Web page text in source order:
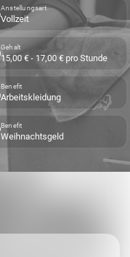
Anstellungsart
Vollzeit
Gehalt
15,00 € - 17,00 € pro Stunde
Benefit
Arbeitskleidung
Benefit
Weihnachtsgeld